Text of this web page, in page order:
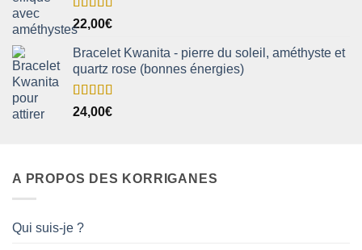
Note5.00
sur 5
22,00€
Bracelet Kwanita - pierre du soleil, améthyste et
quartz rose (bonnes énergies)
Note5.00
sur 5
24,00€
A PROPOS DES KORRIGANES
Qui suis-je ?